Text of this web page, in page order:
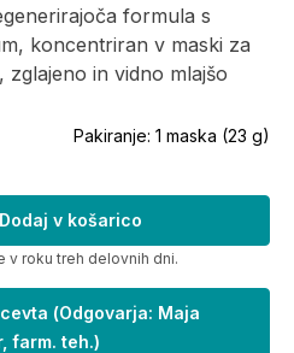
formula s
koncentriran v maski za
in vidno mlajšo
Pakiranje: 1 maska (23 g)
Dodaj v košarico
v roku treh delovnih dni.
(Odgovarja: Maja
farm. teh.)